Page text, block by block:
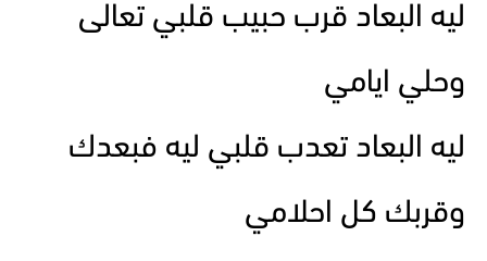
ليه البعاد قرب حبيب قلبي تعالى
وحلي ايامي
ليه البعاد تعدب قلبي ليه فبعدك
وقربك كل احلامي